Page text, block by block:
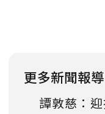
更多新聞報導
譚敦慈：